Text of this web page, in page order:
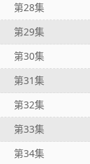
第28集
第29集
第30集
第31集
第32集
第33集
第34集